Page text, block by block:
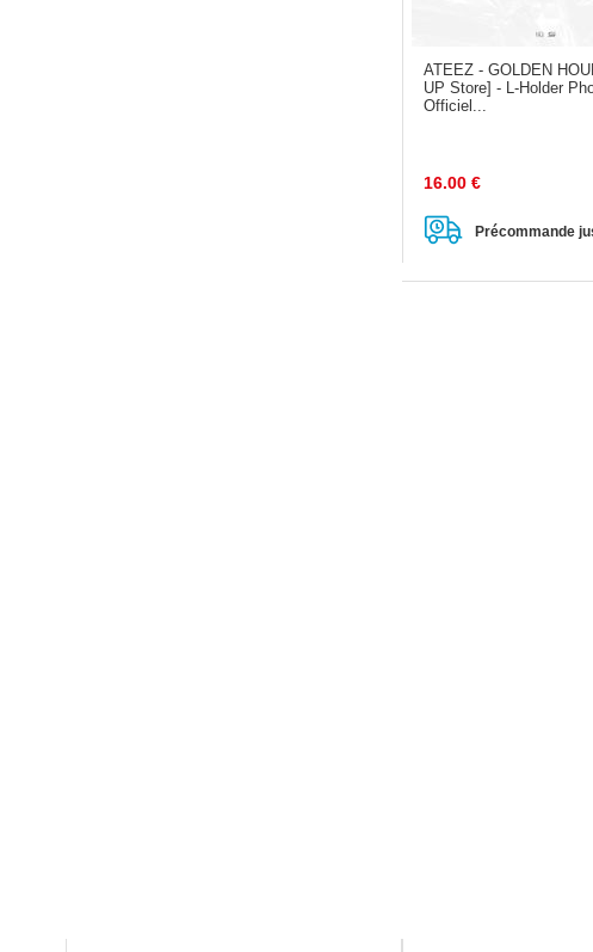
ATEEZ - GOLDEN
UP Store] - L-Holder
Officiel...
16.00 €
Précommande